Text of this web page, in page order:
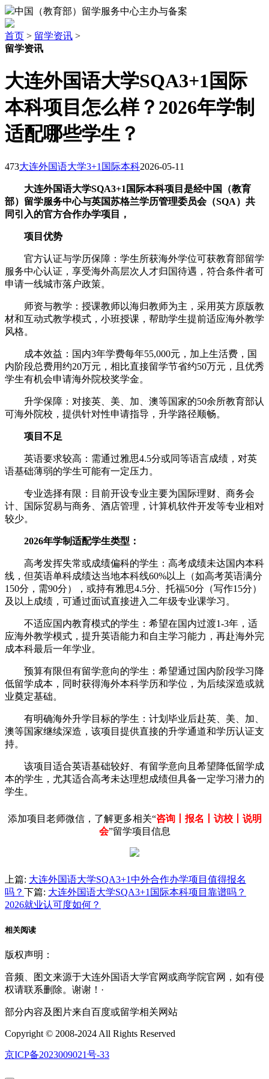
中国（教育部）留学服务中心主办与备案
首页 > 留学资讯 >
留学资讯
大连外国语大学SQA3+1国际
本科项目怎么样？2026年学制
适配哪些学生？
473大连外国语大学3+1国际本科2026-05-11
大连外国语大学SQA3+1国际本科项目是经中国（教育
部）留学服务中心与英国苏格兰学历管理委员会（SQA）共
同引入的官方合作办学项目，
项目优势
官方认证与学历保障：学生所获海外学位可获教育部留学
服务中心认证，享受海外高层次人才归国待遇，符合条件者可
申请一线城市落户政策。
师资与教学：授课教师以海归教师为主，采用英方原版教
材和互动式教学模式，小班授课，帮助学生提前适应海外教学
风格。
成本效益：国内3年学费每年55,000元，加上生活费，国
内阶段总费用约20万元，相比直接留学节省约50万元，且优秀
学生有机会申请海外院校奖学金。
升学保障：对接英、美、加、澳等国家的50余所教育部认
可海外院校，提供针对性申请指导，升学路径顺畅。
项目不足
英语要求较高：需通过雅思4.5分或同等语言成绩，对英
语基础薄弱的学生可能有一定压力。
专业选择有限：目前开设专业主要为国际理财、商务会
计、国际贸易与商务、酒店管理，计算机软件开发等专业相对
较少。
2026年学制适配学生类型：
高考发挥失常或成绩偏科的学生：高考成绩未达国内本科
线，但英语单科成绩达当地本科线60%以上（如高考英语满分
150分，需90分），或持有雅思4.5分、托福50分（写作15分）
及以上成绩，可通过面试直接进入二年级专业课学习。
不适应国内教育模式的学生：希望在国内过渡1-3年，适
应海外教学模式，提升英语能力和自主学习能力，再赴海外完
成本科最后一年学业。
预算有限但有留学意向的学生：希望通过国内阶段学习降
低留学成本，同时获得海外本科学历和学位，为后续深造或就
业奠定基础。
有明确海外升学目标的学生：计划毕业后赴英、美、加、
澳等国家继续深造，该项目提供直接的升学通道和学历认证支
持。
该项目适合英语基础较好、有留学意向且希望降低留学成
本的学生，尤其适合高考未达理想成绩但具备一定学习潜力的
学生。
添加项目老师微信，了解更多相关“咨询丨报名丨访校丨说明
会”留学项目信息
上篇: 大连外国语大学SQA3+1中外合作办学项目值得报名
吗？ 下篇: 大连外国语大学SQA3+1国际本科项目靠谱吗？
2026就业认可度如何？
相关阅读
版权声明：
音频、图文来源于大连外国语大学官网或商学院官网，如有侵
权请联系删除。谢谢！·
部分内容及图片来自百度或留学相关网站
Copyright © 2008-2024 All Rights Reserved
京ICP备2023009021号-33